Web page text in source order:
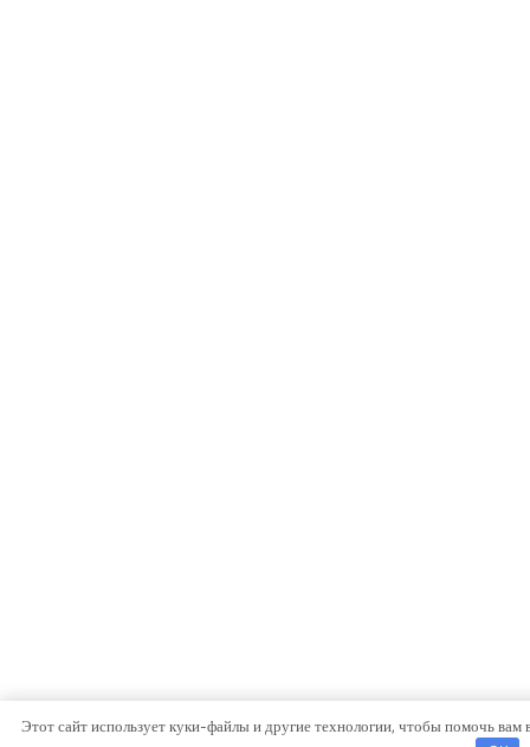
Этот сайт использует куки-файлы и другие технологии, чтобы помочь вам